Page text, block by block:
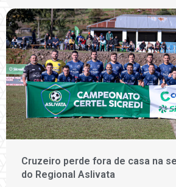
Cruzeiro perde fora de casa na
do Regional Aslivata